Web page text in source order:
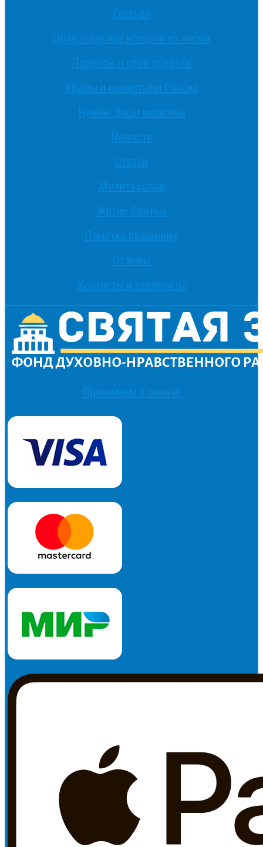
Главная
Православные истории из жизни
Проекты и сбор средств
Храмы и монастыри России
Нужны Ваши молитвы
Новости
Статьи
Молитвослов
Житие Святых
Памятка паломнику
Отзывы
Контакты и реквизиты
Принимаем к оплате